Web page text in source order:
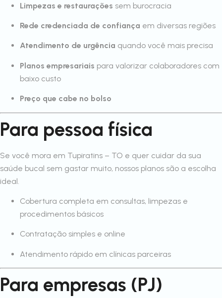
Limpezas e restaurações sem burocracia
Rede credenciada de confiança em diversas regiões
Atendimento de urgência quando você mais precisa
Planos empresariais para valorizar colaboradores com
baixo custo
Preço que cabe no bolso
Para pessoa física
Se você mora em Tupiratins – TO e quer cuidar da sua
saúde bucal sem gastar muito, nossos planos são a escolha
ideal.
Cobertura completa em consultas, limpezas e
procedimentos básicos
Contratação simples e online
Atendimento rápido em clínicas parceiras
Para empresas (PJ)